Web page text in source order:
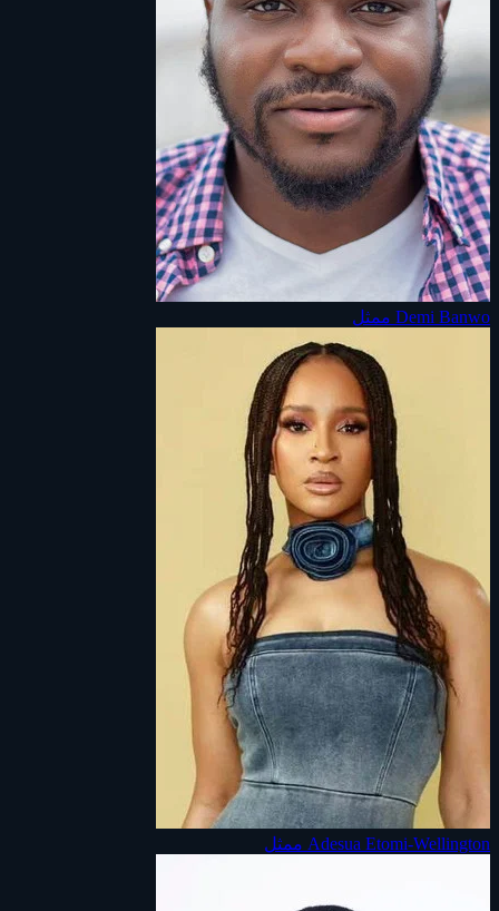
Demi Banwo ممثل
Adesua Etomi-Wellington ممثل